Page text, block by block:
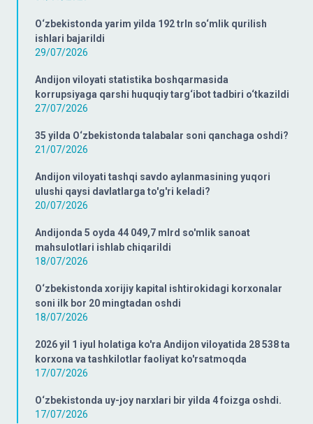
O‘zbekistonda yarim yilda 192 trln so‘mlik qurilish
ishlari bajarildi
29/07/2026
Andijon viloyati statistika boshqarmasida
korrupsiyaga qarshi huquqiy targ‘ibot tadbiri o‘tkazildi
27/07/2026
35 yilda O‘zbekistonda talabalar soni qanchaga oshdi?
21/07/2026
Andijon viloyati tashqi savdo aylanmasining yuqori
ulushi qaysi davlatlarga to'g'ri keladi?
20/07/2026
Andijonda 5 oyda 44 049,7 mlrd so'mlik sanoat
mahsulotlari ishlab chiqarildi
18/07/2026
O‘zbekistonda xorijiy kapital ishtirokidagi korxonalar
soni ilk bor 20 mingtadan oshdi
18/07/2026
2026 yil 1 iyul holatiga ko'ra Andijon viloyatida 28 538 ta
korxona va tashkilotlar faoliyat ko'rsatmoqda
17/07/2026
O‘zbekistonda uy-joy narxlari bir yilda 4 foizga oshdi.
17/07/2026